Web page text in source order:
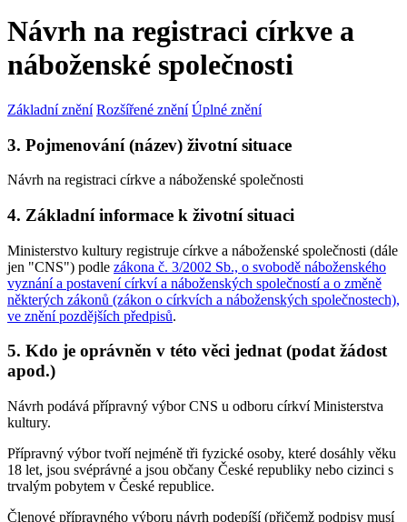
Návrh na registraci církve a
náboženské společnosti
Základní znění Rozšířené znění Úplné znění
3. Pojmenování (název) životní situace
Návrh na registraci církve a náboženské společnosti
4. Základní informace k životní situaci
Ministerstvo kultury registruje církve a náboženské společnosti (dále
jen "CNS") podle zákona č. 3/2002 Sb., o svobodě náboženského
vyznání a postavení církví a náboženských společností a o změně
některých zákonů (zákon o církvích a náboženských společnostech),
ve znění pozdějších předpisů.
5. Kdo je oprávněn v této věci jednat (podat žádost
apod.)
Návrh podává přípravný výbor CNS u odboru církví Ministerstva
kultury.
Přípravný výbor tvoří nejméně tři fyzické osoby, které dosáhly věku
18 let, jsou svéprávné a jsou občany České republiky nebo cizinci s
trvalým pobytem v České republice.
Členové přípravného výboru návrh podepíší (přičemž podpisy musí